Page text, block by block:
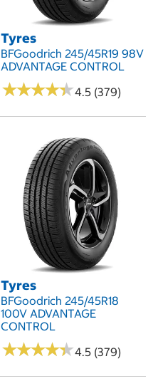
Tyres
BFGoodrich 245/45R19 98V
ADVANTAGE CONTROL
★★★★★
★★★★★4.5 (379)
Tyres
BFGoodrich 245/45R18
100V ADVANTAGE
CONTROL
★★★★★
★★★★★4.5 (379)